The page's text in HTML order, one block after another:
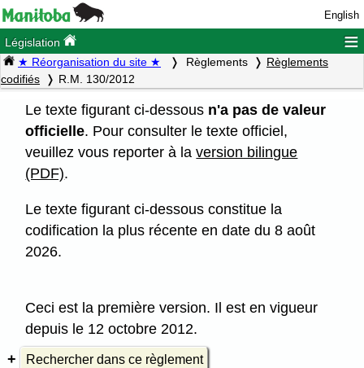
English
Législation ≡
★ Réorganisation du site ★ Règlements
Règlements
codifiés
R.M. 130/2012
Le texte figurant ci-dessous n'a pas de valeur
officielle. Pour consulter le texte officiel,
veuillez vous reporter à laversion bilingue
(PDF).
Le texte figurant ci-dessous constitue la
codification la plus récente en date du 8 août
2026.
Ceci est la première version. Il est en vigueur
depuis le 12 octobre 2012.
Rechercher dans ce règlement